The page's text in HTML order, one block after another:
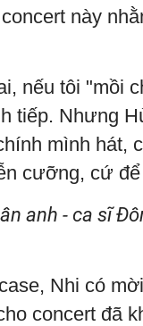
này
nếu tôi "mồi
tiếp. Nhưng
mình hát,
cưỡng, cứ
anh - ca sĩ
Nhi có
concert đã